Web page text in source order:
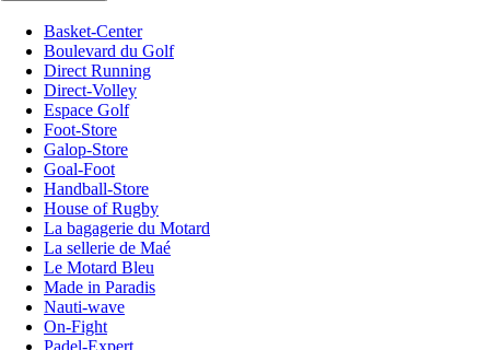
Basket-Center
Boulevard du Golf
Direct Running
Direct-Volley
Espace Golf
Foot-Store
Galop-Store
Goal-Foot
Handball-Store
House of Rugby
La bagagerie du Motard
La sellerie de Maé
Le Motard Bleu
Made in Paradis
Nauti-wave
On-Fight
Padel-Expert